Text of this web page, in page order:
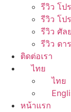
รีวิว โป
รีวิว โป
รีวิว ศัล
รีวิว ดา
ติดต่อเรา
ไทย
ไทย
หน้าแรก